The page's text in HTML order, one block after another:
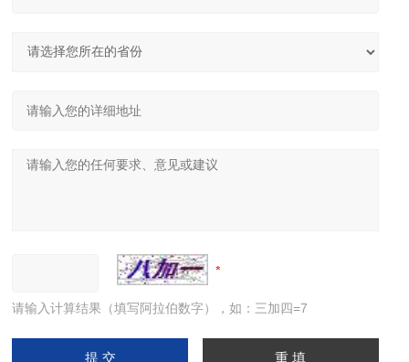
请输入计算结果（填写阿拉伯数字），如：三加四=7